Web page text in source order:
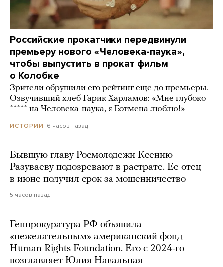
Российские прокатчики передвинули
премьеру нового «Человека-паука»,
чтобы выпустить в прокат фильм
о Колобке
Зрители обрушили его рейтинг еще до премьеры.
Озвучивший хлеб Гарик Харламов: «Мне глубоко
***** на Человека-паука, я Бэтмена люблю!»
ИСТОРИИ 6 часов назад
Бывшую главу Росмолодежи Ксению
Разуваеву подозревают в растрате. Ее отец
в июне получил срок за мошенничество
5 часов назад
Генпрокуратура РФ объявила
«нежелательным» американский фонд
Human Rights Foundation. Его с 2024-го
возглавляет Юлия Навальная